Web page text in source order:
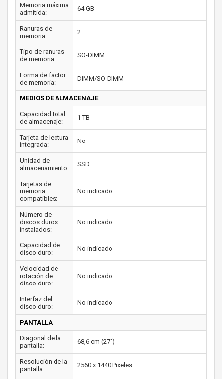
Memoria máxima
admitida:
64 GB
Ranuras de
memoria:
2
Tipo de ranuras
de memoria:
SO-DIMM
Forma de factor
de memoria:
DIMM/SO-DIMM
MEDIOS DE ALMACENAJE
Capacidad total
de almacenaje:
1 TB
Tarjeta de lectura
integrada:
No
Unidad de
almacenamiento:
SSD
Tarjetas de
memoria
compatibles:
No indicado
Número de
discos duros
instalados:
No indicado
Capacidad de
disco duro:
No indicado
Velocidad de
rotación de
disco duro:
No indicado
Interfaz del
disco duro:
No indicado
PANTALLA
Diagonal de la
pantalla:
68,6 cm (27")
Resolución de la
pantalla:
2560 x 1440 Pixeles